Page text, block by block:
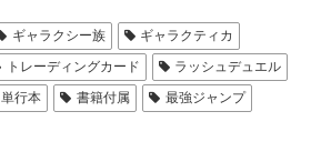
ギャラクシー族
ギャラクティカ
トレーディングカード
ラッシュデュエル
単行本 書籍付属
最強ジャンプ